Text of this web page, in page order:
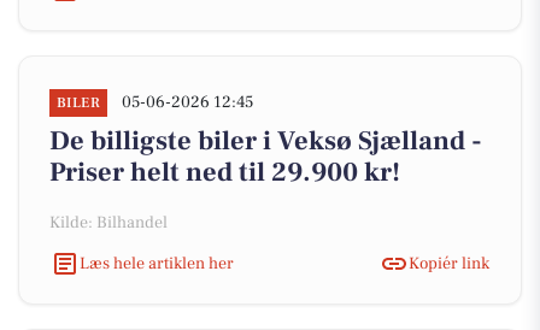
BILER 05-06-2026 12:45
De billigste biler i Veksø Sjælland -
Priser helt ned til 29.900 kr!
Kilde: Bilhandel
Læs hele artiklen her
Kopiér link